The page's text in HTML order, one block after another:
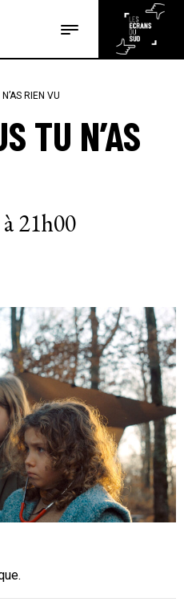
RIEN VU
TU N’AS
21h00